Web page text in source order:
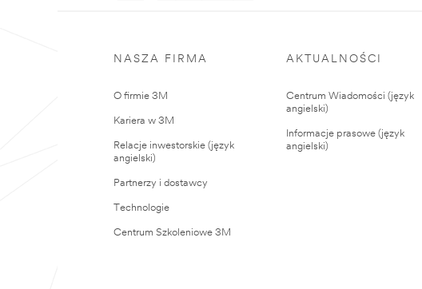
NASZA FIRMA
O firmie 3M
Kariera w 3M
Relacje inwestorskie (język
angielski)
Partnerzy i dostawcy
Technologie
Centrum Szkoleniowe 3M
AKTUALNOŚCI
Centrum Wiadomości (język
angielski)
Informacje prasowe (język
angielski)